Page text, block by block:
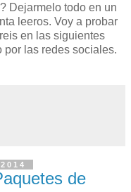
Dejarmelo todo en un
leeros. Voy a probar
en las siguientes
por las redes sociales.
de